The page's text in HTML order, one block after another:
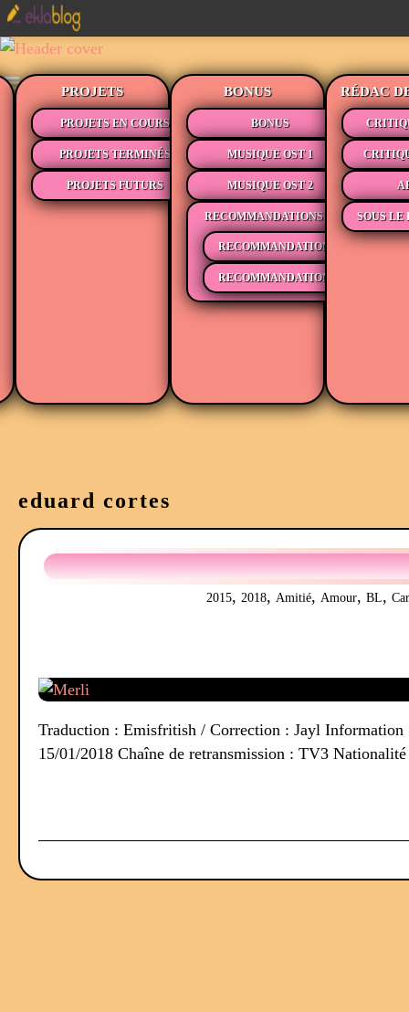
PROJETS
PROJETS EN COURS
PROJETS TERMINÉS
PROJETS FUTURS
BONUS
BONUS
MUSIQUE OST 1
MUSIQUE OST 2
RECOMMANDATIONS
RECOMMANDATIONS MÉDIAS
RECOMMANDATIONS LECTURE
RÉDAC
SOUS
eduard cortes
2015, 2018, Amitié, Amour, BL,
Traduction : Emisfritish / Correction : Jayl
15/01/2018 Chaîne de retransmission : TV3